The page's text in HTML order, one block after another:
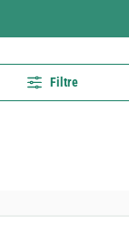
Filtre